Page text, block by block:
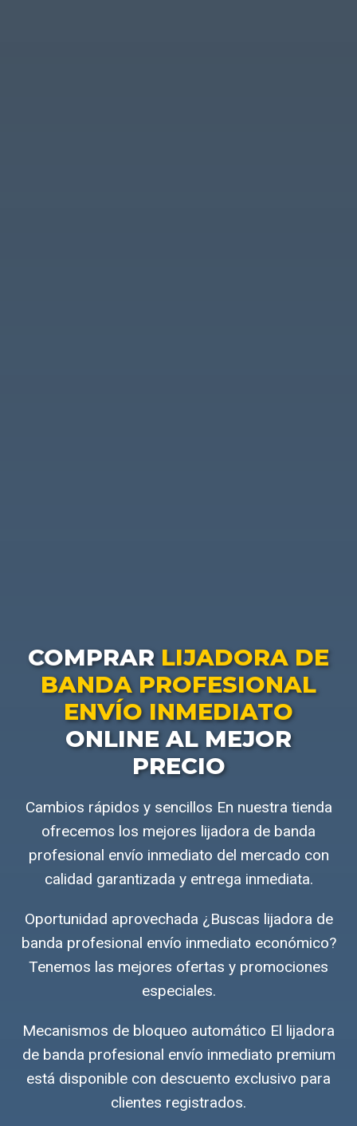
COMPRAR LIJADORA DE
BANDA PROFESIONAL
ENVÍO INMEDIATO
ONLINE AL MEJOR
PRECIO
Cambios rápidos y sencillos En nuestra tienda
ofrecemos los mejores lijadora de banda
profesional envío inmediato del mercado con
calidad garantizada y entrega inmediata.
Oportunidad aprovechada ¿Buscas lijadora de
banda profesional envío inmediato económico?
Tenemos las mejores ofertas y promociones
especiales.
Mecanismos de bloqueo automático El lijadora
de banda profesional envío inmediato premium
está disponible con descuento exclusivo para
clientes registrados.